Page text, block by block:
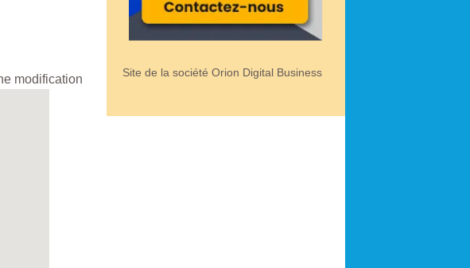
modification
Site de la société Orion Digital Business